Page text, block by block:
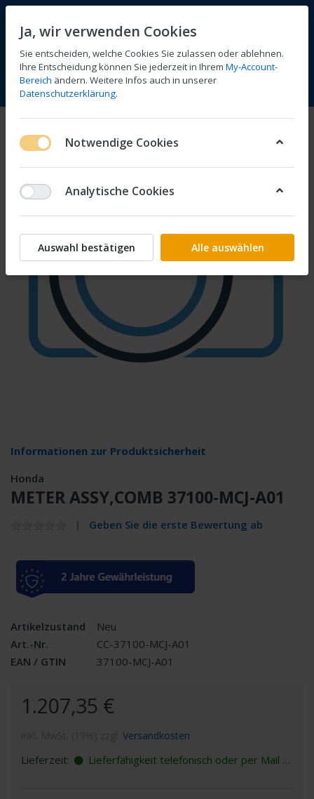
Menü Anmelden Vergleichen Wunschliste
Informationen zur Produktsicherheit
Honda
METER ASSY,COMB 37100-MCJ-A01
Geben Sie die erste Bewertung ab
Artikelzustand
Neu
Art.-Nr.
CC-37100-MCJ-A01
EAN / GTIN
37100-MCJ-A01
1.207,35 €
Versandkosten
Lieferzeit: Lieferfähigkeit telefonisch oder per Mail erfragen
Ja, wir verwenden Cookies
Sie entscheiden, welche Cookies Sie zulassen oder ablehnen.
Ihre Entscheidung können Sie jederzeit in Ihrem My-Account-
Bereich ändern. Weitere Infos auch in unserer
Datenschutzerklärung.
Notwendige Cookies
Analytische Cookies
Auswahl bestätigen Alle auswählen